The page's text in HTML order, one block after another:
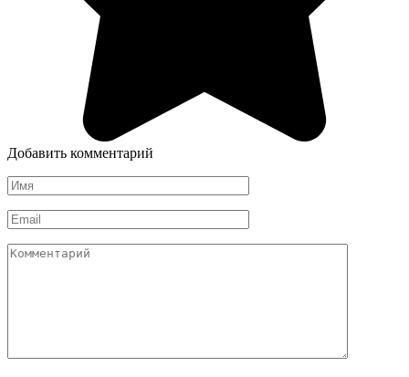
Добавить комментарий
Имя
*
Email
*
Комментарий